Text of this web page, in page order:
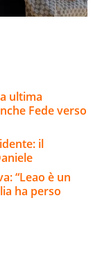
ultima
Fede verso
il
“Leao è un
ha perso